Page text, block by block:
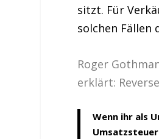
sitzt. Für
solchen Fällen
Roger
erklärt:
Wenn ihr als